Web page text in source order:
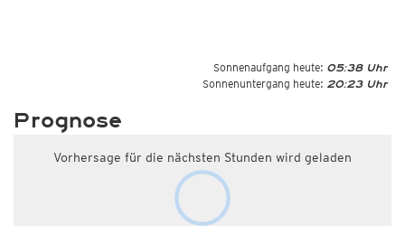
Sonnenaufgang heute: 05:38 Uhr
Sonnenuntergang heute: 20:23 Uhr
Prognose
Vorhersage für die nächsten Stunden wird geladen